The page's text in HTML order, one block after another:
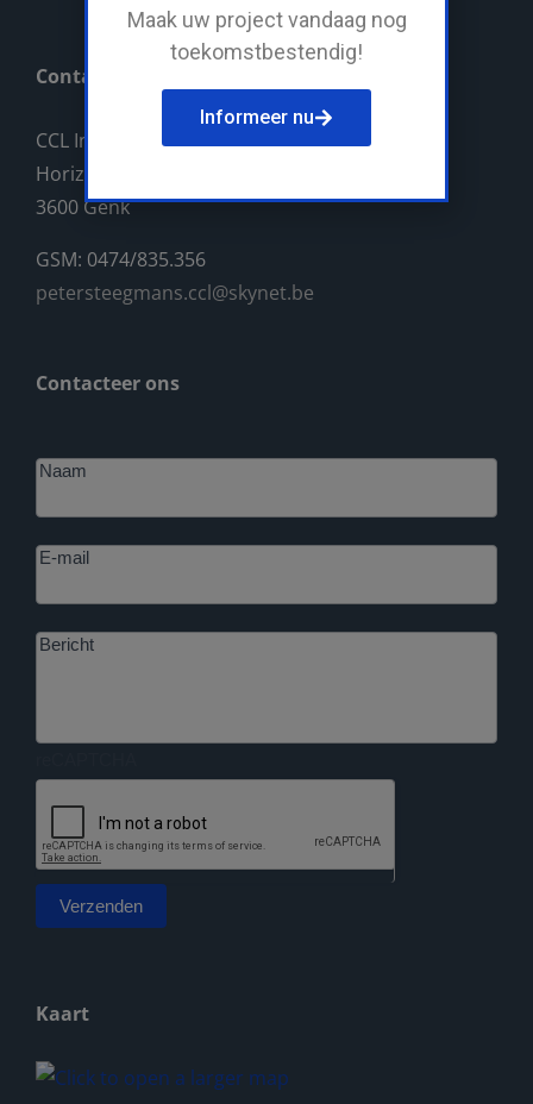
Contact
CCL Industriebouw BV
Horizonlaan 14
3600 Genk
GSM: 0474/835.356
petersteegmans.ccl@skynet.be
Contacteer ons
Naam
E-mail
Bericht
Verzenden
Kaart
Maak uw project vandaag nog
toekomstbestendig!
Informeer nu